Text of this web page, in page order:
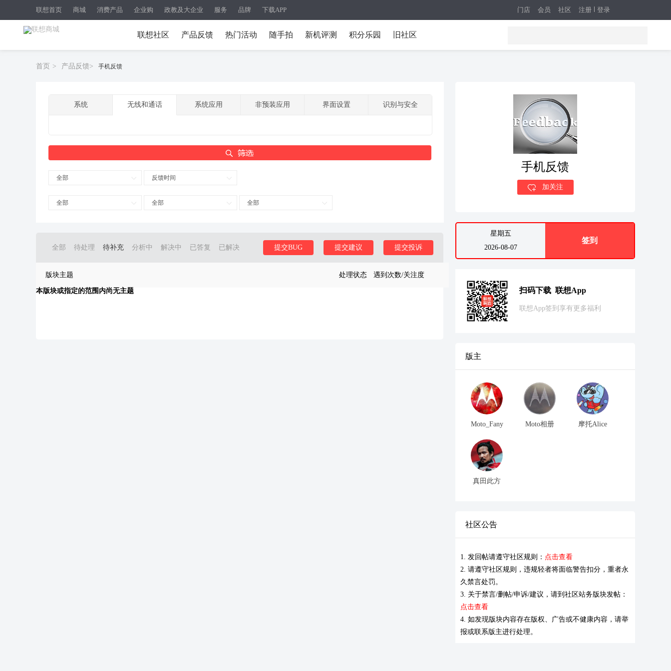
联想首页 商城 消费产品 企业购 政教及大企业 服务 品牌 下载APP 注册 登录
门店 会员 社区
联想社区 产品反馈 热门活动 随手拍 新机评测 积分乐园 旧社区
首页 > 产品反馈> 手机反馈
系统 无线和通话 系统应用 非预装应用 界面设置 识别与安全
全部 反馈时间
全部 全部 全部
全部 待处理 待补充 分析中 解决中 已答复 已解决 提交投诉
提交建议
提交BUG
版块主题 处理状态 遇到次数/关注度
本版块或指定的范围内尚无主题
手机反馈
加关注
星期五
2026-08-07
签到
扫码下载 联想App
联想App签到享有更多福利
版主
Moto_Fany Moto相册 摩托Alice
真田此方
社区公告
1. 发回帖请遵守社区规则： 点击查看
2. 请遵守社区规则，违规轻者将面临警告扣分，重者永
久禁言处罚。
3. 关于禁言/删帖/申诉/建议，请到社区站务版块发帖：
点击查看
4. 如发现版块内容存在版权、广告或不健康内容，请举
报或联系版主进行处理。